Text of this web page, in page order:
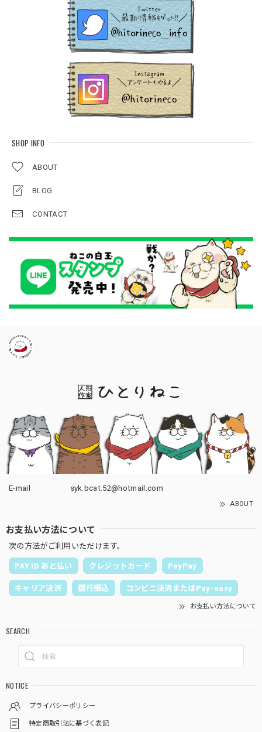
SHOP INFO
ABOUT
BLOG
CONTACT
E-mail syk.bcat.52@hotmail.com
ABOUT
お支払い方法について
次の方法がご利用いただけます。
PAY ID あと払い クレジットカード PayPay
キャリア決済 銀行振込 コンビニ決済またはPay-easy
お支払い方法について
SEARCH
NOTICE
プライバシーポリシー
特定商取引法に基づく表記